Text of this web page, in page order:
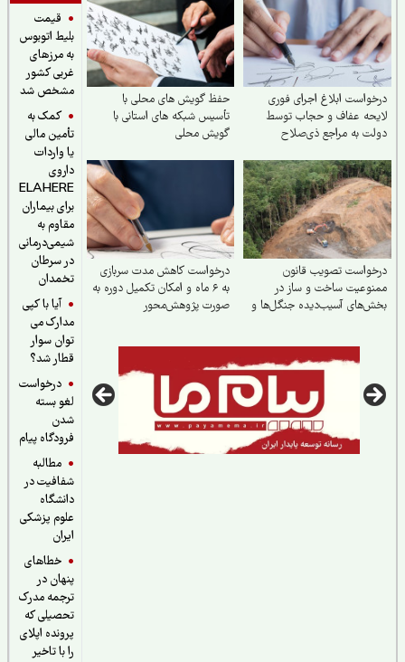
قیمت
بلیط اتوبوس
به مرزهای
غربی کشور
مشخص شد
کمک به
تأمین مالی
یا واردات
داروی
ELAHERE
برای بیماران
مقاوم به
شیمی‌درمانی
در سرطان
تخمدان
آیا با کپی
مدارک می
توان سوار
قطار شد؟
درخواست
لغو بسته
فرودگاه پیام
مطالبه
شفافیت در
دانشگاه
علوم پزشکی
خطاهای
پنهان در
ترجمه مدرک
تحصیلی که
پرونده اپلای
را با تاخیر
ابلاغ اجرای فوری
عفاف و حجاب توسط
به مراجع ذی‌صلاح
حفظ گویش های محلی با
تأسیس شبکه های استانی با
گویش محلی
تصویب قانون
ساخت و ساز در
آسیب‌دیده جنگل‌ها و
درخواست کاهش مدت سربازی
به ۶ ماه و امکان تکمیل دوره به
صورت پژوهش‌محور